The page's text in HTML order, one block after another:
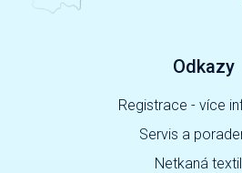
Odkazy
Registrace - více
Servis a
Netkaná